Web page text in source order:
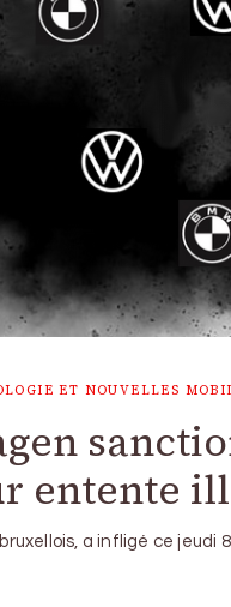
ET NOUVELLES
entente
bruxellois, a infligé ce